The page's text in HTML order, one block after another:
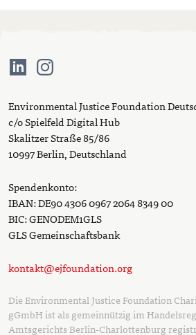
Environmental Justice Foundation
c/o Spielfeld Digital Hub
Skalitzer Straße 85/86
10997 Berlin, Deutschland
Spendenkonto:
IBAN: DE90 4306 0967 2064 8349 00
BIC: GENODEM1GLS
GLS Gemeinschaftsbank
kontakt@ejfoundation.org
Die Environmental Justice Foundation
gGmbH ist als gemeinnützig im
Amtsgerichts Berlin-Charlottenburg